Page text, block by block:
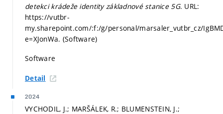
detekci krádeže identity základnové stanice 5G. URL:
https://vutbr-
my.sharepoint.com/:f:/g/personal/marsaler_vutbr_cz/
e=XJonWa. (Software)
Software
Detail
2024
VYCHODIL, J.; MARŠÁLEK, R.; BLUMENSTEIN, J.;